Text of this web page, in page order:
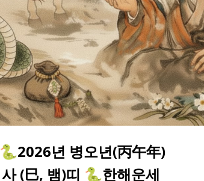
🐍2026년 병오년(丙午年)
사 (巳, 뱀)띠 🐍한해운세